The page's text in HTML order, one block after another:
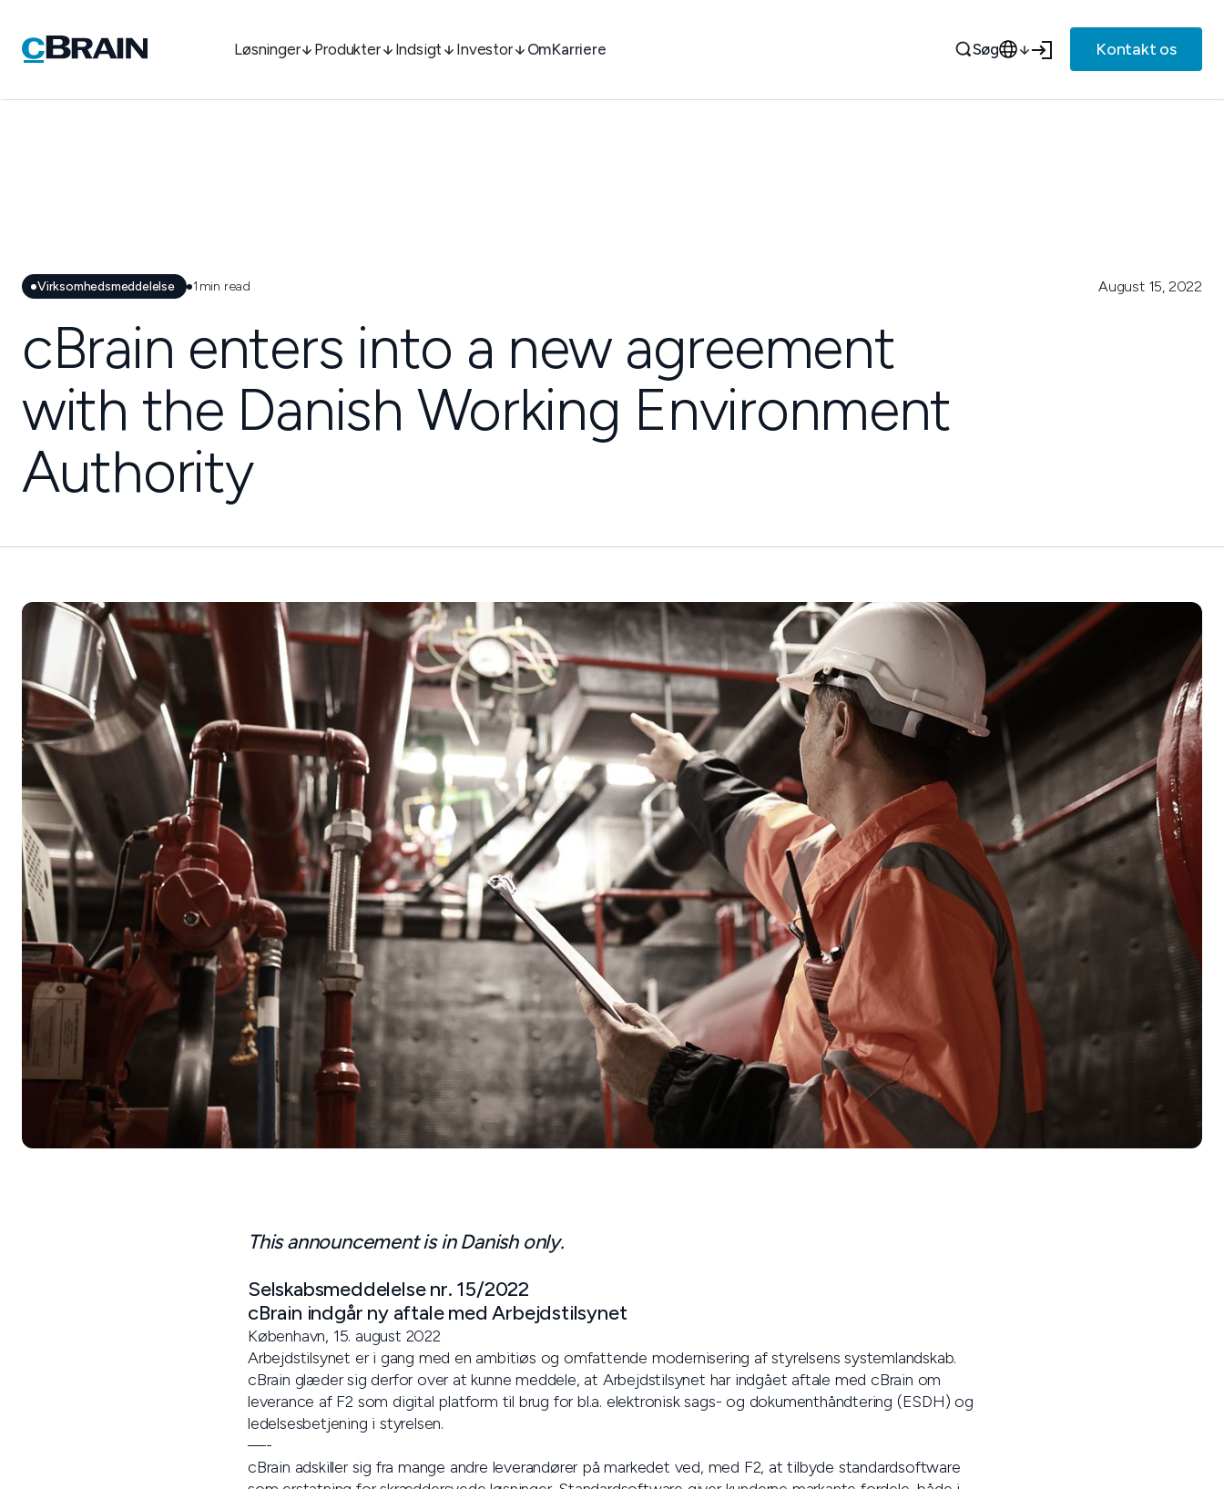
Løsninger Produkter Indsigt Investor OmKarriere Søg Kontakt os
Virksomhedsmeddelelse 1 min read August 15, 2022
cBrain enters into a new agreement
with the Danish Working Environment
Authority
This announcement is in Danish only.
Selskabsmeddelelse nr. 15/2022
cBrain indgår ny aftale med Arbejdstilsynet
København, 15. august 2022
Arbejdstilsynet er i gang med en ambitiøs og omfattende modernisering af styrelsens systemlandskab.
cBrain glæder sig derfor over at kunne meddele, at Arbejdstilsynet har indgået aftale med cBrain om
leverance af F2 som digital platform til brug for bl.a. elektronisk sags- og dokumenthåndtering (ESDH) og
ledelsesbetjening i styrelsen.
—-
cBrain adskiller sig fra mange andre leverandører på markedet ved, med F2, at tilbyde standardsoftware